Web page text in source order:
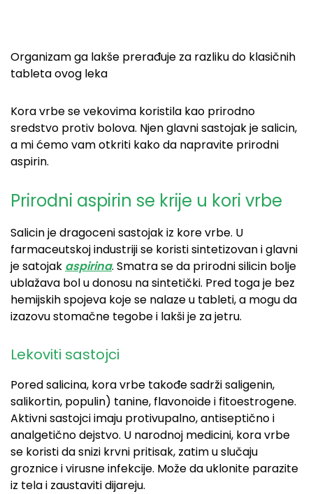
Organizam ga lakše prerađuje za razliku do klasičnih
tableta ovog leka
Kora vrbe se vekovima koristila kao prirodno
sredstvo protiv bolova. Njen glavni sastojak je salicin,
a mi ćemo vam otkriti kako da napravite prirodni
aspirin.
Prirodni aspirin se krije u kori vrbe
Salicin je dragoceni sastojak iz kore vrbe. U
farmaceutskoj industriji se koristi sintetizovan i glavni
je satojak aspirina. Smatra se da prirodni silicin bolje
ublažava bol u donosu na sintetički. Pred toga je bez
hemijskih spojeva koje se nalaze u tableti, a mogu da
izazovu stomačne tegobe i lakši je za jetru.
Lekoviti sastojci
Pored salicina, kora vrbe takođe sadrži saligenin,
salikortin, populin) tanine, flavonoide i fitoestrogene.
Aktivni sastojci imaju protivupalno, antiseptično i
analgetično dejstvo. U narodnoj medicini, kora vrbe
se koristi da snizi krvni pritisak, zatim u slučaju
groznice i virusne infekcije. Može da uklonite parazite
iz tela i zaustaviti dijareju.